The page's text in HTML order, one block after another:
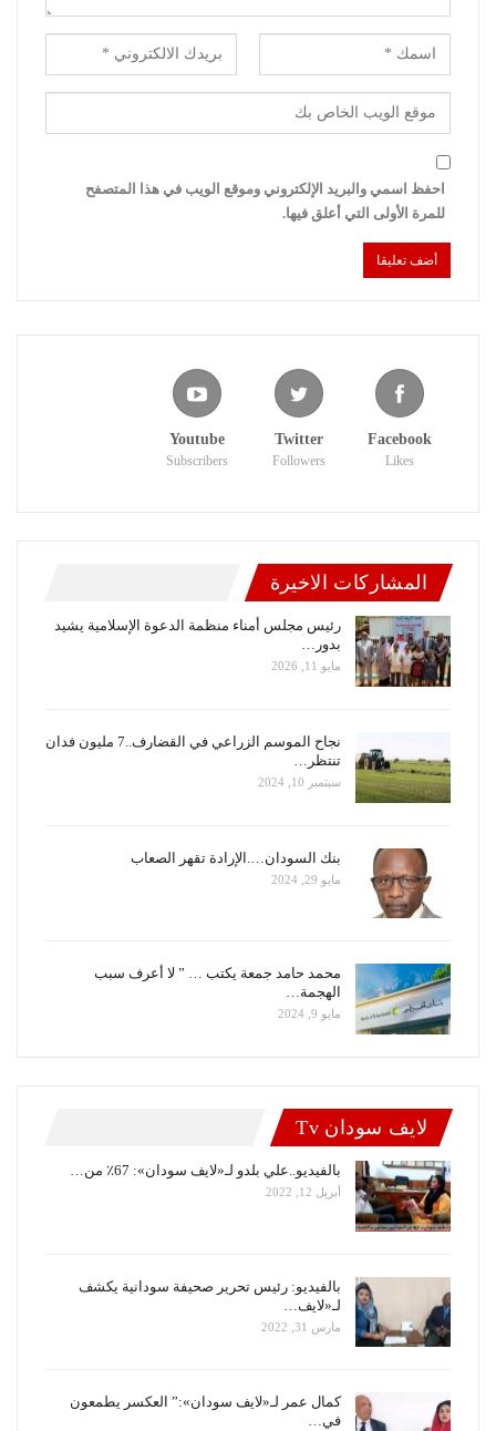
احفظ اسمي والبريد الإلكتروني وموقع الويب في هذا المتصفح
للمرة الأولى التي أعلق فيها.
Facebook
Likes
Twitter
Followers
Youtube
Subscribers
المشاركات الاخيرة
رئيس مجلس أمناء منظمة الدعوة الإسلامية يشيد
بدور…
مايو 11, 2026
نجاح الموسم الزراعي في القضارف..7 مليون فدان
تنتظر…
سبتمبر 10, 2024
بنك السودان….الإرادة تقهر الصعاب
مايو 29, 2024
محمد حامد جمعة يكتب … ” لا أعرف سبب
الهجمة…
مايو 9, 2024
لايف سودان Tv
بالفيديو..علي بلدو لـ«لايف سودان»: 67٪ من…
أبريل 12, 2022
بالفيديو: رئيس تحرير صحيفة سودانية يكشف
لـ«لايف…
مارس 31, 2022
كمال عمر لـ«لايف سودان»:” العكسر يطمعون
في…